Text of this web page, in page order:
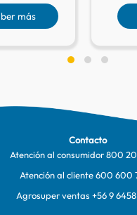
más
Contacto
Atención al consumidor800
Atención al cliente600 600
Agrosuper ventas +56 9